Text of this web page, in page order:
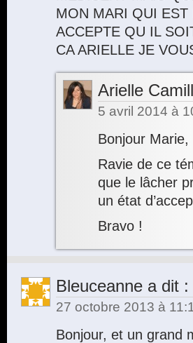
MON MARI QUI EST
ACCEPTE QU IL
CA ARIELLE JE
Arielle
5 avril 2014 à
Bonjour Marie,
Ravie de ce
que le lâcher
un état
Bravo !
Bleuceanne a dit :
27 octobre 2013 à
Bonjour, et un grand